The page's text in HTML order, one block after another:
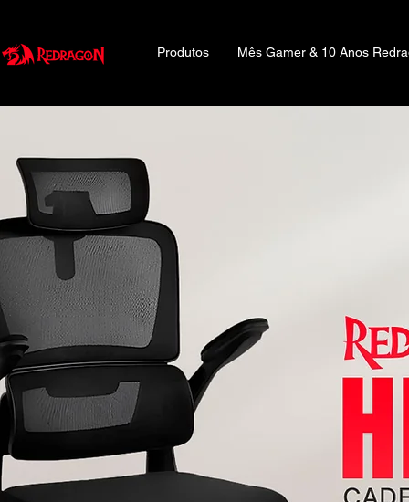
Produtos Mês Gamer & 10 Anos